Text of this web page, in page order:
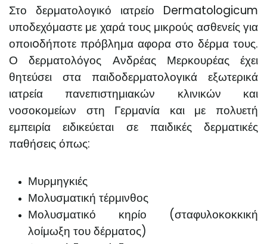
Στο δερματολογικό ιατρείο Dermatologicum
υποδεχόμαστε με χαρά τους μικρούς ασθενείς για
οποιoδήποτε πρόβλημα αφορα στο δέρμα τους.
Ο δερματολόγος Ανδρέας Μερκουρέας έχει
θητεύσει στα παιδοδερματολογικά εξωτερικά
ιατρεία πανεπιστημιακών κλινικών και
νοσοκομείων στη Γερμανία και με πολυετή
εμπειρία ειδικεύεται σε παιδικές δερματικές
παθήσεις όπως:
Μυρμηγκιές
Μολυσματική τέρμινθος
Μολυσματικό κηρίο (σταφυλοκοκκική
λοίμωξη του δέρματος)